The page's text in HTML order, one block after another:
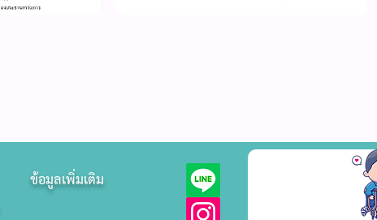
ข้อมูลเพิ่มเติม